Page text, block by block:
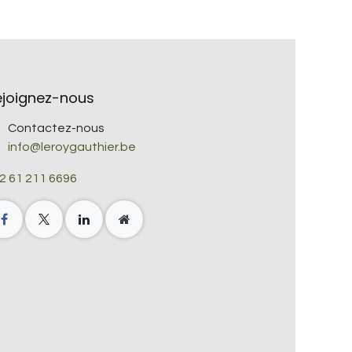
nous
Contactez-nous
info@leroygauthier.be
61 211 6696